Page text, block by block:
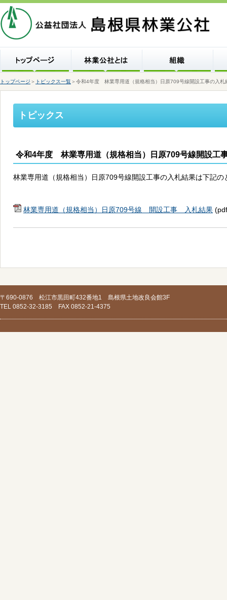
トップページ ＞ トピックス一覧＞令和4年度 林業専用道（規格相当）日原709号線開設工事の入札
トピックス
令和4年度 林業専用道（規格相当）日原709号線開設工
林業専用道（規格相当）日原709号線開設工事の入札結果は下記の
林業専用道（規格相当）日原709号線 開設工事 入札結果
〒690-0876 松江市黒田町432番地1 島根県土地改良会館3F
TEL 0852-32-3185 FAX 0852-21-4375